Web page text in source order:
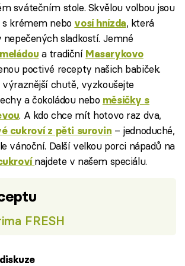
svátečním stole. Skvělou volbou jsou
s krémem nebo vosí hnízda, která
sladkostí. Jemné
a tradiční Masarykovo
poctivé recepty našich babiček.
výraznější chutě, vyzkoušejte
a čokoládou nebo měsíčky s
. A kdo chce mít hotovo raz dva,
cukroví z pěti surovin – jednoduché,
vánoční. Další velkou porci nápadů na
najdete v našem speciálu.
FRESH